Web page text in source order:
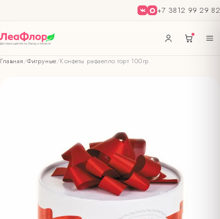
+7 3812 99 29 82
Главная/Фигруные/Конфеты рафаелло торт 100гр